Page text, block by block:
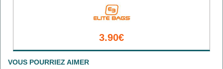
3.90€
VOUS POURRIEZ AIMER